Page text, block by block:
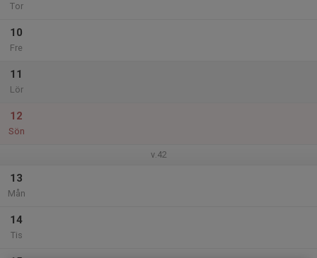
Tor
10
Fre
11
Lör
12
Sön
v.42
13
Mån
14
Tis